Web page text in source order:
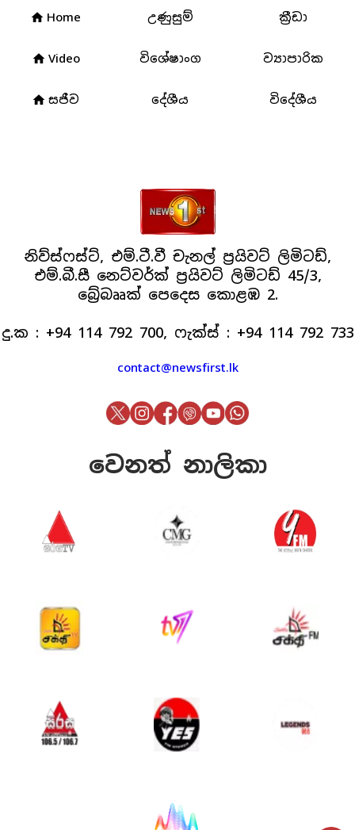
නිව්ස්ෆස්ට්, එම්.ටී.වී චැනල් ප්‍රයිවට් ලිමිටඩ්,
එම්.බී.සී නෙට්වර්ක් ප්‍රයිවට් ලිමිටඩ් 45/3,
බ්‍රේබෲක් පෙදෙස කොළඹ 2.
දු.ක : +94 114 792 700, ෆැක්ස් : +94 114 792 733
contact@newsfirst.lk
home Home උණුසුම් ක්‍රීඩා
home Video විශේෂාංග ව්‍යාපාරික
home සජීව දේශීය විදේශීය
වෙනත් නාලිකා